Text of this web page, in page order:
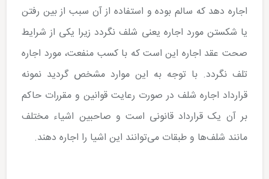
اجاره دهد که سالم بوده و استفاده از آن سبب از بین رفتن
یا شکستن مورد اجاره یعنی شلف نگردد زیرا یکی از شرایط
صحت عقد اجاره این است که با کسب منفعت، مورد اجاره
تلف نگردد. با توجه به این موارد مشخص گردید نمونه
قرارداد اجاره شلف در صورت رعایت قوانین و مقررات حاکم
بر آن یک قرارداد قانونی است و صاحبین اشیاء مختلف
مانند شلف‌ها و طبقات می‌توانند این اشیا را اجاره دهند.